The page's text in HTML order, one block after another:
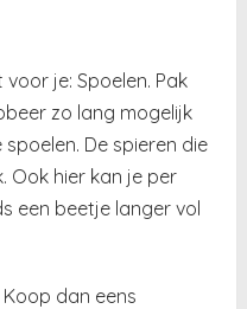
je: Spoelen. Pak
zo lang mogelijk
De spieren die
Ook hier kan je per
een beetje langer vol
Koop dan eens